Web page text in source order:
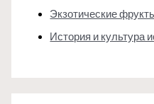
Экзотические
История и культура